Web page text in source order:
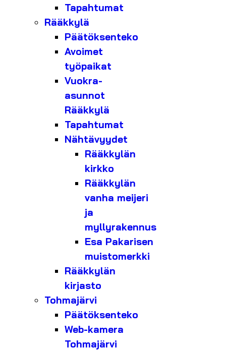
Tapahtumat
Rääkkylä
Päätöksenteko
Avoimet
työpaikat
Vuokra-
asunnot
Rääkkylä
Tapahtumat
Nähtävyydet
Rääkkylän
kirkko
Rääkkylän
vanha meijeri
ja
myllyrakennus
Esa Pakarisen
muistomerkki
Rääkkylän
kirjasto
Tohmajärvi
Päätöksenteko
Web-kamera
Tohmajärvi